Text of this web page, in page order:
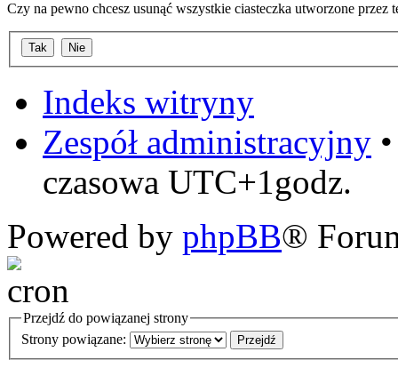
Czy na pewno chcesz usunąć wszystkie ciasteczka utworzone przez
Indeks witryny
Zespół administracyjny
czasowa UTC+1godz.
Powered by phpBB®
Przejdź do powiązanej strony
Strony powiązane: